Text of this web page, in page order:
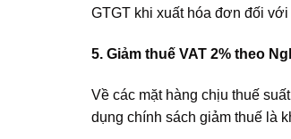
GTGT khi xuất hóa đơn đối
5. Giảm thuế VAT 2% theo
Về các mặt hàng chịu thuế
dụng chính sách giảm thuế là